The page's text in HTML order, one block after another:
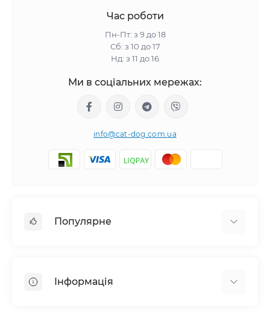
Час роботи
Пн-Пт: з 9 до 18
Сб: з 10 до 17
Нд: з 11 до 16
Ми в соціальних мережах:
info@cat-dog.com.ua
Популярне
Вологий корм для котів
Інформація